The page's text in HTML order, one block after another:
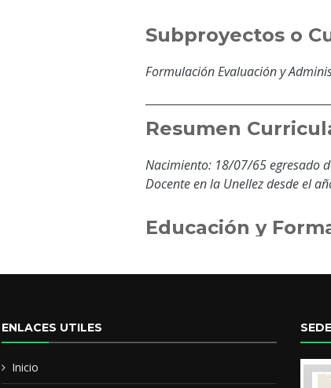
Subproyectos o
Formulación Evaluación y
Resumen
Nacimiento: 18/07/65 egresado
Docente en la Unellez desde el
Educación y
Universitaria
ENLACES UTILES
Inicio
SEDE